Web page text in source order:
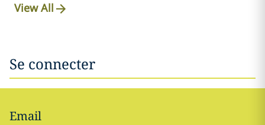
View All
Se connecter
Email